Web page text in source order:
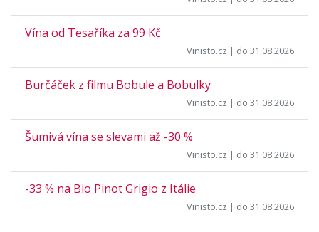
Vína od Tesaříka za 99 Kč
Vinisto.cz | do 31.08.2026
Burčáček z filmu Bobule a Bobulky
Vinisto.cz | do 31.08.2026
Šumivá vína se slevami až -30 %
Vinisto.cz | do 31.08.2026
-33 % na Bio Pinot Grigio z Itálie
Vinisto.cz | do 31.08.2026